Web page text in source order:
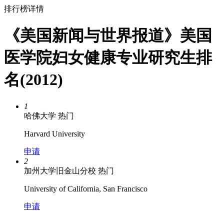
排行榜详情
《美国新闻与世界报道》美国
医学院妇女健康专业研究生排
名(2012)
1
哈佛大学 热门
Harvard University
申请
2
加州大学旧金山分校 热门
University of California, San Francisco
申请